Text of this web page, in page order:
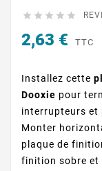
    
2,63 € TTC
Installez cette
Dooxie pour
interrupteurs et
Monter
plaque de
finition sobre et